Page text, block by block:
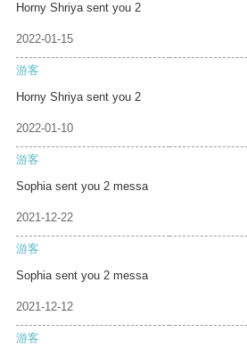
Horny Shriya sent you 2
2022-01-15
游客
Horny Shriya sent you 2
2022-01-10
游客
Sophia sent you 2 messa
2021-12-22
游客
Sophia sent you 2 messa
2021-12-12
游客